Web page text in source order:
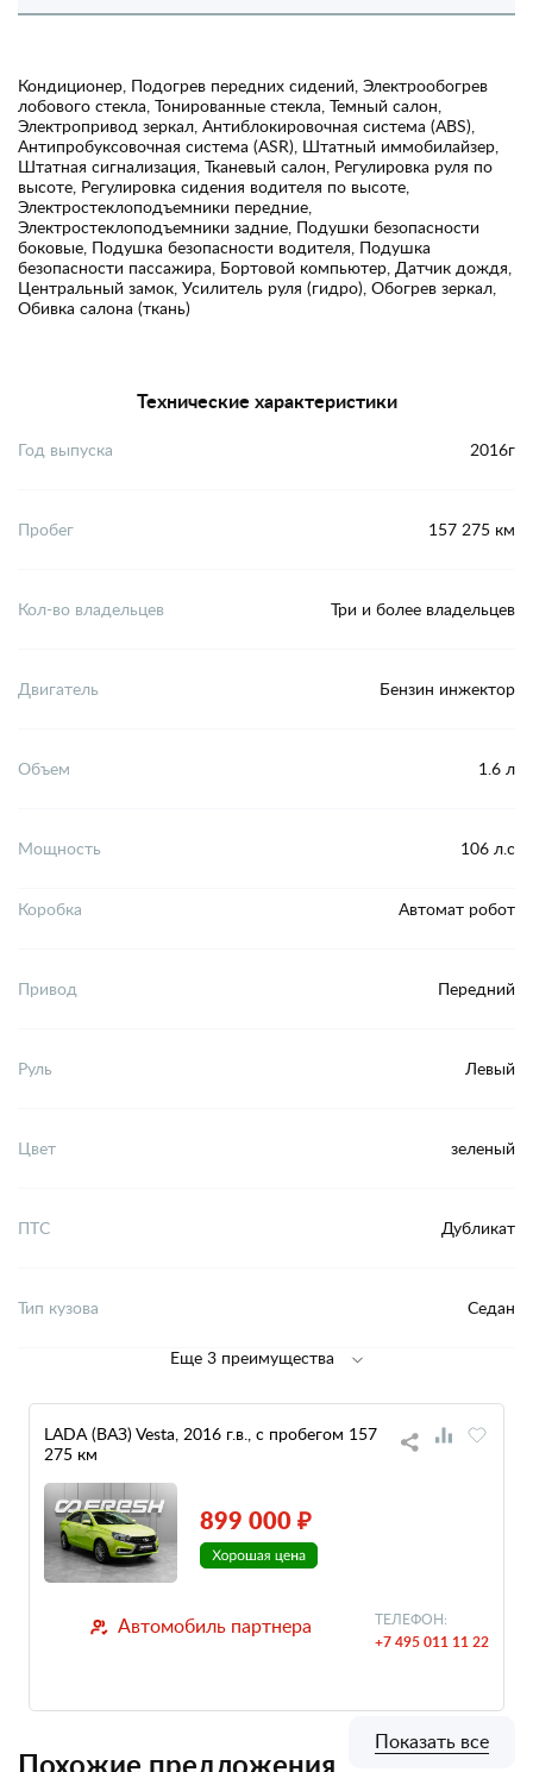
Кондиционер, Подогрев передних сидений, Электрообогрев
лобового стекла, Тонированные стекла, Темный салон,
Электропривод зеркал, Антиблокировочная система (ABS),
Антипробуксовочная система (ASR), Штатный иммобилайзер,
Штатная сигнализация, Тканевый салон, Регулировка руля по
высоте, Регулировка сидения водителя по высоте,
Электростеклоподъемники передние,
Электростеклоподъемники задние, Подушки безопасности
боковые, Подушка безопасности водителя, Подушка
безопасности пассажира, Бортовой компьютер, Датчик дождя,
Центральный замок, Усилитель руля (гидро), Обогрев зеркал,
Обивка салона (ткань)
Технические характеристики
Год выпуска 2016г
Пробег 157 275 км
Кол-во владельцев Три и более владельцев
Двигатель Бензин инжектор
Объем 1.6 л
Мощность 106 л.с
Коробка Автомат робот
Привод Передний
Руль Левый
Цвет зеленый
ПТС Дубликат
Тип кузова Седан
Еще 3 преимущества
LADA (ВАЗ) Vesta, 2016 г.в., с пробегом 157
275 км
899 000 ₽
Автомобиль партнера ТЕЛЕФОН:
+7 495 011 11 22
Похожие предложения
Показать все